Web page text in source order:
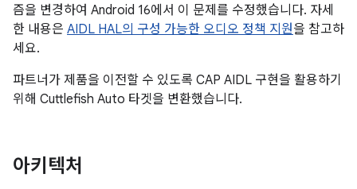
즘을 변경하여 Android 16에서 이 문제를 수정했습니다. 자세
한 내용은 AIDL HAL의 구성 가능한 오디오 정책 지원을 참고하
세요.
파트너가 제품을 이전할 수 있도록 CAP AIDL 구현을 활용하기
위해 Cuttlefish Auto 타겟을 변환했습니다.
아키텍처